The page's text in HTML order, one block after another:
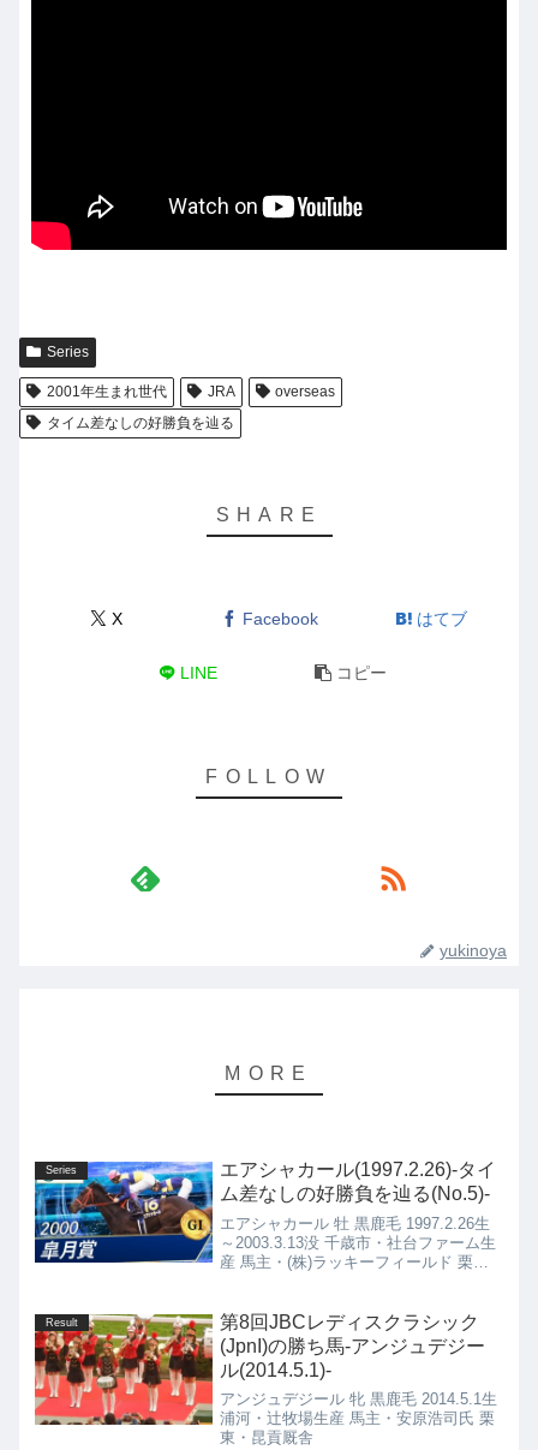
Series
2001年生まれ世代 JRA
overseas
タイム差なしの好勝負を辿る
X Facebook はてブ
LINE コピー
yukinoya
Series
エアシャカール(1997.2.26)-タイ
ム差なしの好勝負を辿る(No.5)-
エアシャカール 牡 黒鹿毛 1997.2.26生
～2003.3.13没 千歳市・社台ファーム生
産 馬主・(株)ラッキーフィールド 栗
Result
第8回JBCレディスクラシック
(JpnI)の勝ち馬-アンジュデジー
ル(2014.5.1)-
アンジュデジール 牝 黒鹿毛 2014.5.1生
浦河・辻牧場生産 馬主・安原浩司氏 栗
東・昆貢厩舎